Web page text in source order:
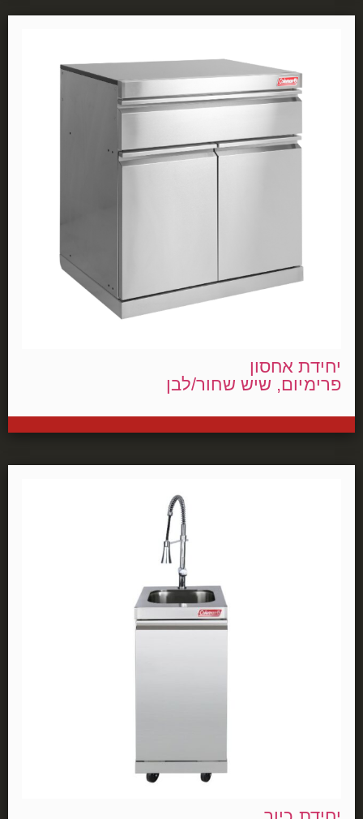
יחידת אחסון
פרימיום, שיש שחור/לבן